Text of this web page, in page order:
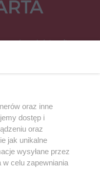
rozgłośnię radiową
Wlkp.).
Dane firmowe
drobnych
Polityka prywatności
osobowych
oraz inne
dostęp i
oraz
jak unikalne
wysyłane przez
w celu zapewniania